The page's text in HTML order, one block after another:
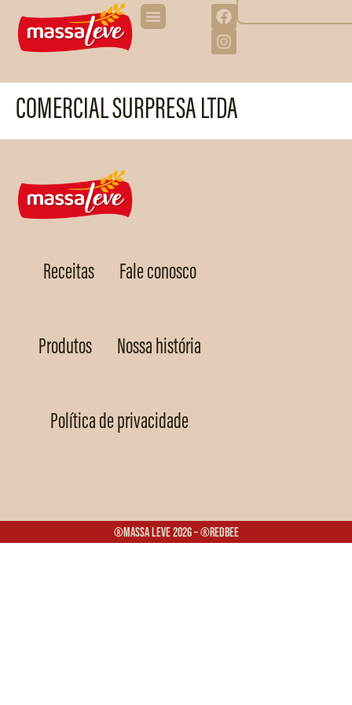
COMERCIAL SURPRESA LTDA
Receitas Fale conosco
Produtos Nossa história
Política de privacidade
®Massa Leve 2026 – ®Redbee